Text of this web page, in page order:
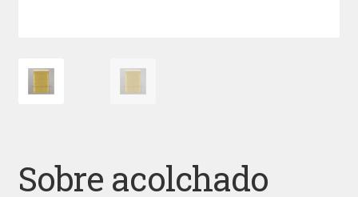
Sobre acolchado